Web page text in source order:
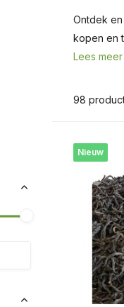
Ontdek
kopen en
Lees meer
98
Nieuw